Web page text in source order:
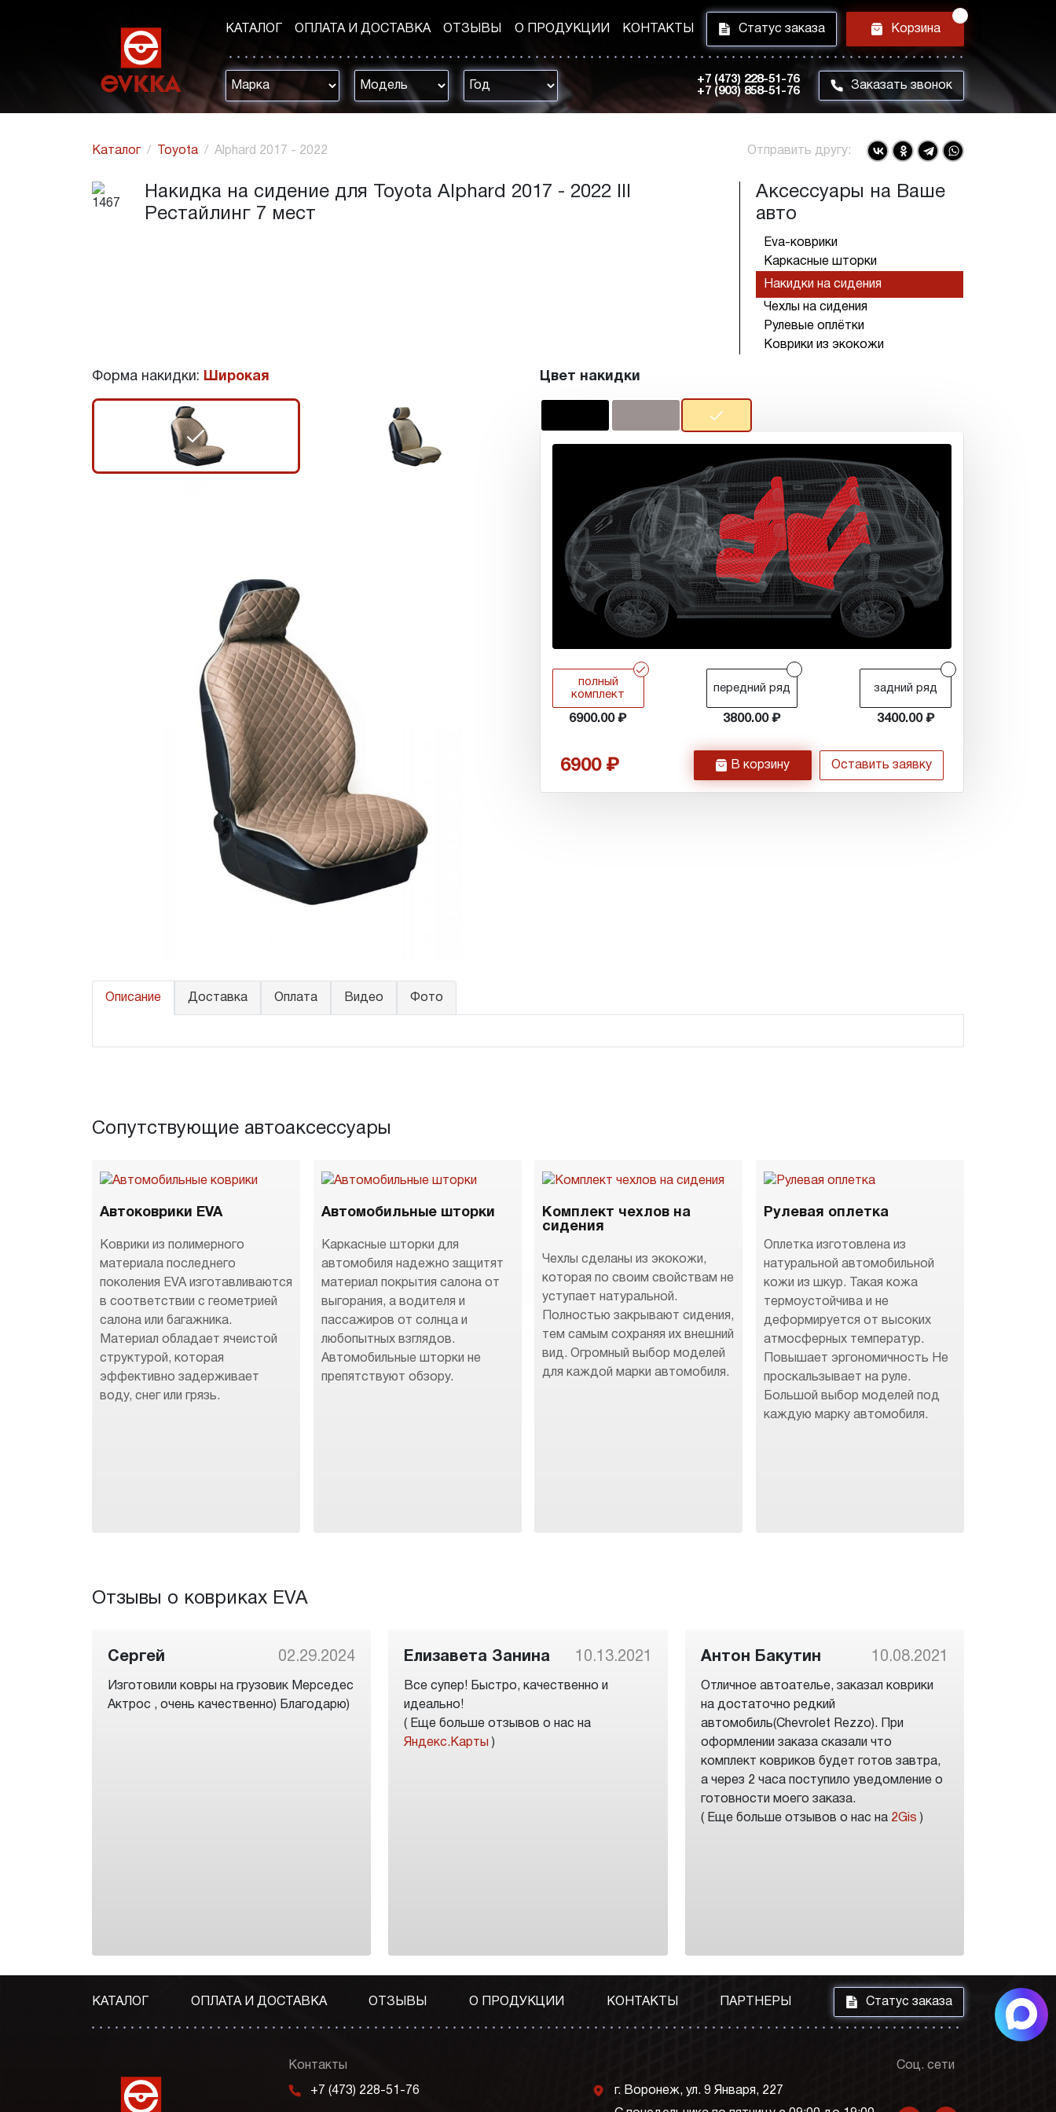
КАТАЛОГ ОПЛАТА И ДОСТАВКА ОТЗЫВЫ О ПРОДУКЦИИ КОНТАКТЫ i Статус заказа h Корзина
+7 (473) 228-51-76
+7 (903) 858-51-76
m Заказать звонок
Каталог Toyota Alphard 2017 - 2022 Отправить другу:
Накидка на сидение для Toyota Alphard 2017 - 2022 III
Рестайлинг 7 мест
Аксессуары на Ваше
авто
Eva-коврики
Каркасные шторки
Накидки на сидения
Чехлы на сидения
Рулевые оплётки
Коврики из экокожи
Форма накидки: Широкая
r
Цвет накидки
r
полный
комплект
6900.00
передний ряд
3800.00
задний ряд
3400.00
6900 h В корзину Оставить заявку
Описание Доставка Оплата Видео Фото
Сопутствующие автоаксессуары
Автоковрики EVA
Коврики из полимерного
материала последнего
поколения EVA изготавливаются
в соответствии с геометрией
салона или багажника.
Материал обладает ячеистой
структурой, которая
эффективно задерживает
воду, снег или грязь.
Автомобильные шторки
Каркасные шторки для
автомобиля надежно защитят
материал покрытия салона от
выгорания, а водителя и
пассажиров от солнца и
любопытных взглядов.
Автомобильные шторки не
препятствуют обзору.
Комплект чехлов на
сидения
Чехлы сделаны из экокожи,
которая по своим свойствам не
уступает натуральной.
Полностью закрывают сидения,
тем самым сохраняя их внешний
вид. Огромный выбор моделей
для каждой марки автомобиля.
Рулевая оплетка
Оплетка изготовлена из
натуральной автомобильной
кожи из шкур. Такая кожа
термоустойчива и не
деформируется от высоких
атмосферных температур.
Повышает эргономичность Не
проскальзывает на руле.
Большой выбор моделей под
каждую марку автомобиля.
Отзывы о ковриках EVA
Сергей 02.29.2024
Изготовили ковры на грузовик Мерседес
Актрос , очень качественно) Благодарю)
Елизавета Занина 10.13.2021
Все супер! Быстро, качественно и
идеально!
( Еще больше отзывов о нас на
Яндекс.Карты )
Антон Бакутин 10.08.2021
Отличное автоателье, заказал коврики
на достаточно редкий
автомобиль(Chevrolet Rezzo). При
оформлении заказа сказали что
комплект ковриков будет готов завтра,
а через 2 часа поступило уведомление о
готовности моего заказа.
( Еще больше отзывов о нас на 2Gis )
КАТАЛОГ ОПЛАТА И ДОСТАВКА ОТЗЫВЫ О ПРОДУКЦИИ КОНТАКТЫ ПАРТНЕРЫ i Статус заказа
Контакты
m +7 (473) 228-51-76 j г. Воронеж, ул. 9 Января, 227
Соц. сети